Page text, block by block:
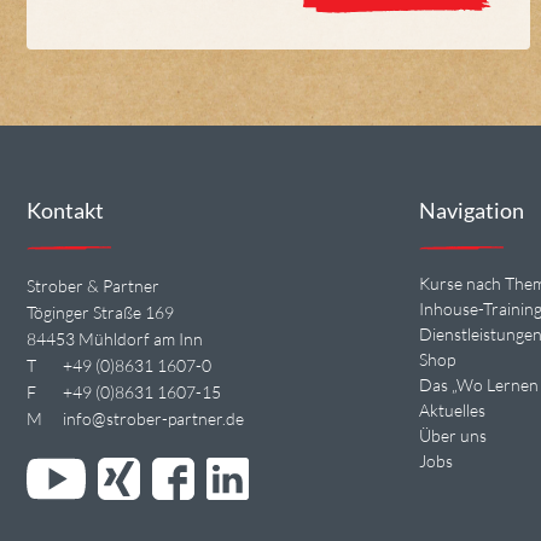
Kontakt
Strober & Partner
Töginger Straße 169
84453 Mühldorf am Inn
T
+49 (0)8631 1607-0
F
+49 (0)8631 1607-15
M
info@strober-partner.de
Navigation
Kurse nach
Inhouse-Training
Dienstleistungen
Shop
Das „Wo
Aktuelles
Über uns
Jobs